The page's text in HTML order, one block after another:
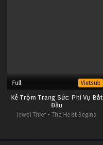
Full Vietsub
Kẻ Trộm Trang Sức: Phi Vụ Bắt
Đầu
Jewel Thief - The Heist Begins